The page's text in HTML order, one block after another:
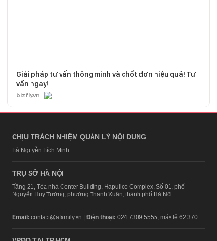
Giải pháp tư vấn thông minh và chốt đơn hiệu quả! Tư
vấn ngay!
bizfly.vn
CHỊU TRÁCH NHIỆM QUẢN LÝ NỘI DUNG
Bà Nguyễn Bích Minh
TRỤ SỞ HÀ NỘI
Tầng 21, Tòa nhà Center Building, Hapulico Complex, Số 01, phố
Nguyễn Huy Tưởng, phường Thanh Xuân, thành phố Hà Nội
Email: contact@afamily.vn | Điện thoại: 024 7309 5555, máy lẻ 62.370